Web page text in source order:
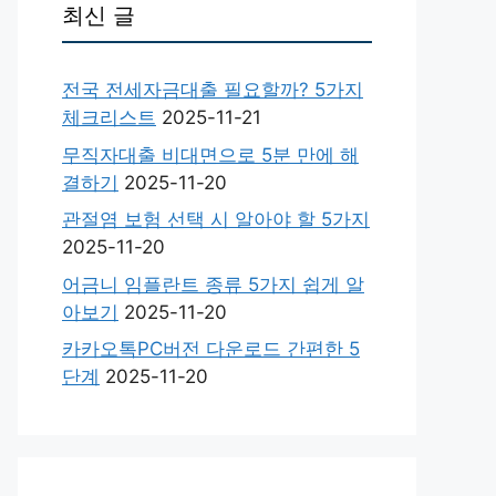
최신 글
전국 전세자금대출 필요할까? 5가지
체크리스트 2025-11-21
무직자대출 비대면으로 5분 만에 해
결하기 2025-11-20
관절염 보험 선택 시 알아야 할 5가지
2025-11-20
어금니 임플란트 종류 5가지 쉽게 알
아보기 2025-11-20
카카오톡PC버전 다운로드 간편한 5
단계 2025-11-20